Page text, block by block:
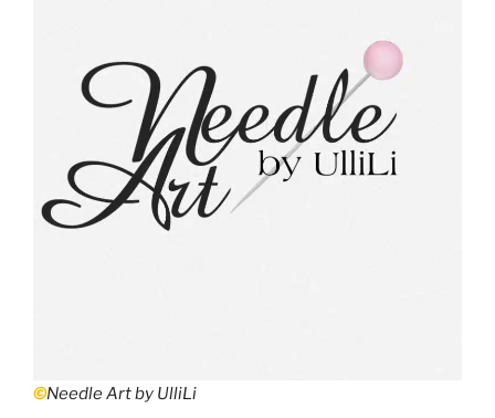
©Needle Art by UlliLi